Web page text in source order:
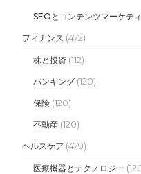
SEOとコンテンツマーケテ
フィナンス (472)
株と投資 (112)
バンキング (120)
保険 (120)
不動産 (120)
ヘルスケア (479)
医療機器とテクノロジー